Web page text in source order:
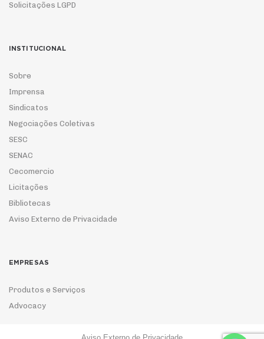
Solicitações LGPD
INSTITUCIONAL
Sobre
Imprensa
Sindicatos
Negociações Coletivas
SESC
SENAC
Cecomercio
Licitações
Bibliotecas
Aviso Externo de Privacidade
EMPRESAS
Produtos e Serviços
Advocacy